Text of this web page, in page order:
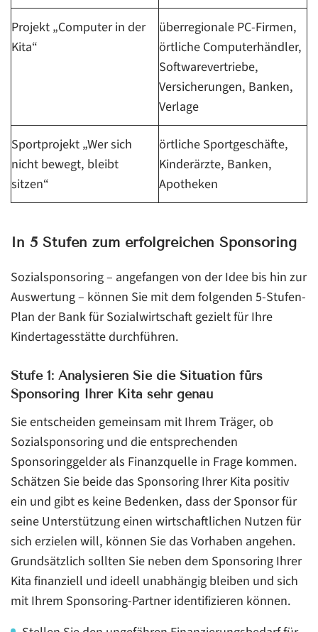
Projekt „Computer in der
Kita“
überregionale PC-Firmen,
örtliche Computerhändler,
Softwarevertriebe,
Versicherungen, Banken,
Verlage
Sportprojekt „Wer sich
nicht bewegt, bleibt
sitzen“
örtliche Sportgeschäfte,
Kinderärzte, Banken,
Apotheken
In 5 Stufen zum erfolgreichen Sponsoring
Sozialsponsoring – angefangen von der Idee bis hin zur
Auswertung – können Sie mit dem folgenden 5-Stufen-
Plan der Bank für Sozialwirtschaft gezielt für Ihre
Kindertagesstätte durchführen.
Stufe 1: Analysieren Sie die Situation fürs
Sponsoring Ihrer Kita sehr genau
Sie entscheiden gemeinsam mit Ihrem Träger, ob
Sozialsponsoring und die entsprechenden
Sponsoringgelder als Finanzquelle in Frage kommen.
Schätzen Sie beide das Sponsoring Ihrer Kita positiv
ein und gibt es keine Bedenken, dass der Sponsor für
seine Unterstützung einen wirtschaftlichen Nutzen für
sich erzielen will, können Sie das Vorhaben angehen.
Grundsätzlich sollten Sie neben dem Sponsoring Ihrer
Kita finanziell und ideell unabhängig bleiben und sich
mit Ihrem Sponsoring-Partner identifizieren können.